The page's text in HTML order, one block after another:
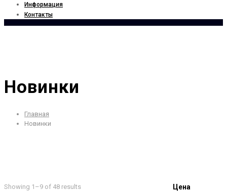
Информация
Контакты
Новинки
Главная
Новинки
Showing 1–9 of 48 results Цена